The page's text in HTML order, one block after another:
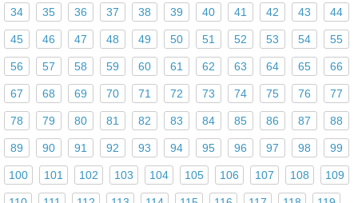
34 35 36 37 38 39 40 41 42 43 44
45 46 47 48 49 50 51 52 53 54 55
56 57 58 59 60 61 62 63 64 65 66
67 68 69 70 71 72 73 74 75 76 77
78 79 80 81 82 83 84 85 86 87 88
89 90 91 92 93 94 95 96 97 98 99
100 101 102 103 104 105 106 107 108 109